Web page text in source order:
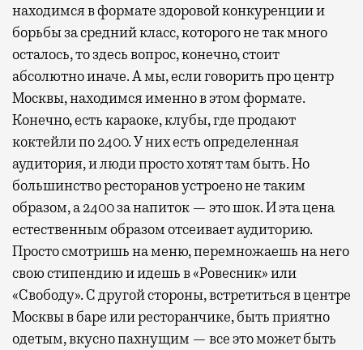
находимся в формате здоровой конкуренции и
борьбы за средний класс, которого не так много
осталось, то здесь вопрос, конечно, стоит
абсолютно иначе. А мы, если говорить про центр
Москвы, находимся именно в этом формате.
Конечно, есть караоке, клубы, где продают
коктейли по 2400. У них есть определенная
аудитория, и люди просто хотят там быть. Но
большинство ресторанов устроено не таким
образом, а 2400 за напиток — это шок. И эта цена
естественным образом отсеивает аудиторию.
Просто смотришь на меню, перемножаешь на него
свою стипендию и идешь в «Ровесник» или
«Свободу». С другой стороны, встретиться в центре
Москвы в баре или ресторанчике, быть приятно
одетым, вкусно пахнущим — все это может быть